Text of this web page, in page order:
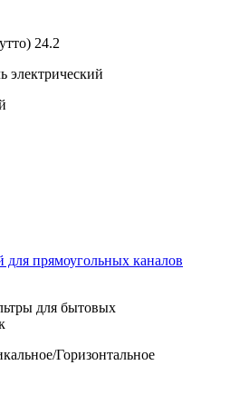
24.2
электрический
для прямоугольных каналов
для бытовых
Горизонтальное